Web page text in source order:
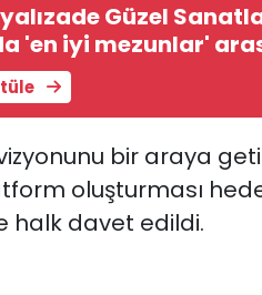
Güzel
'en iyi mezunlar'
bir araya
oluşturması
halk davet edildi.